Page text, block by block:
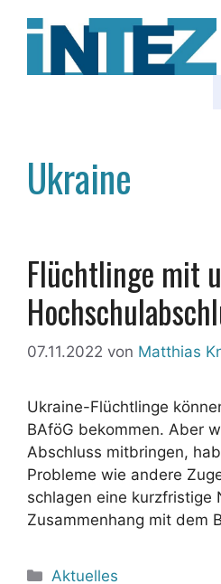
Inhalt
Ukraine
Flüchtlinge mit
07.11.2022 von Matthias
Ukraine-Flüchtlinge
BAföG bekommen. Aber
Abschluss mitbringen,
Probleme wie andere
schlagen eine kurzfristige
Zusammenhang mit dem
Kategorien
Aktuelles